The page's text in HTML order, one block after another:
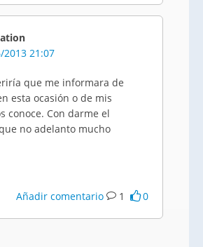
2013 21:07
que me informara de
esta ocasión o de mis
conoce. Con darme el
no adelanto mucho
Añadir comentario 1 0